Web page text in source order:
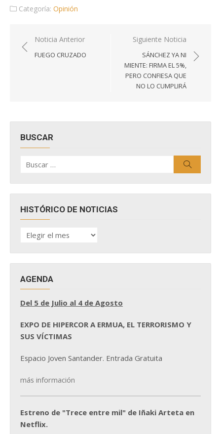
Categoría: Opinión
Navegación
de
Noticia Anterior
FUEGO CRUZADO
Siguiente Noticia
SÁNCHEZ YA NI
MIENTE: FIRMA EL 5%,
PERO CONFIESA QUE
NO LO CUMPLIRÁ
BUSCAR
por:
HISTÓRICO DE NOTICIAS
HISTÓRICO
DE
AGENDA
Del 5 de Julio al 4 de Agosto
EXPO DE HIPERCOR A ERMUA, EL TERRORISMO Y
SUS VÍCTIMAS
Espacio Joven Santander. Entrada Gratuita
más información
Estreno de "Trece entre mil" de Iñaki Arteta en
Netflix.